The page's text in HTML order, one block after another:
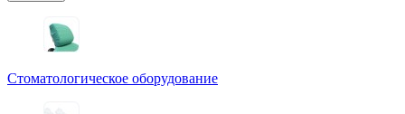
Стоматологическое оборудование